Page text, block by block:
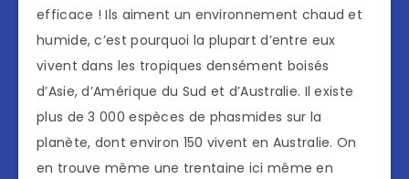
efficace ! Ils aiment un environnement chaud et
humide, c’est pourquoi la plupart d’entre eux
vivent dans les tropiques densément boisés
d’Asie, d’Amérique du Sud et d’Australie. Il existe
plus de 3 000 espèces de phasmides sur la
planète, dont environ 150 vivent en Australie. On
en trouve même une trentaine ici même en